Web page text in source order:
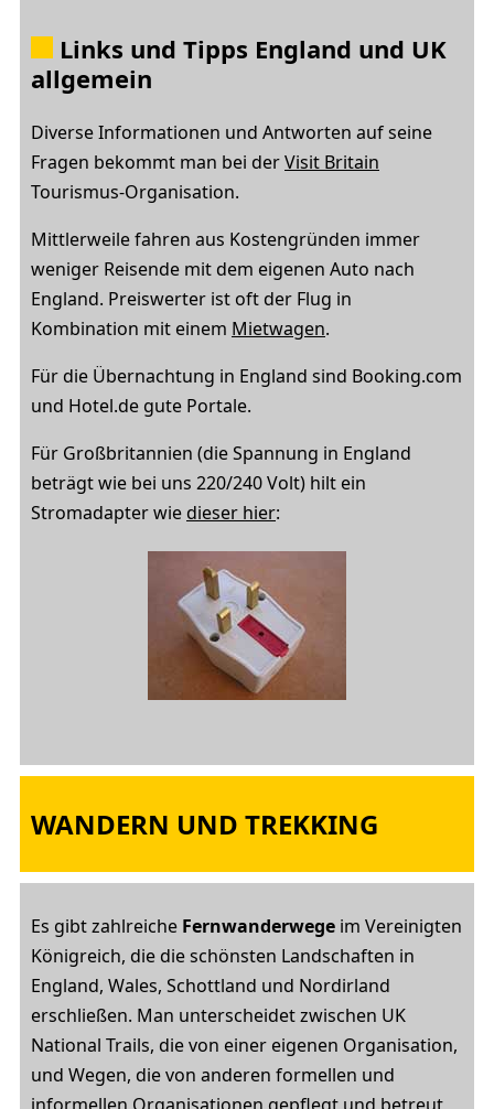
Links und Tipps England und UK
allgemein
Diverse Informationen und Antworten auf seine
Fragen bekommt man bei derVisit Britain
Tourismus-Organisation.
Mittlerweile fahren aus Kostengründen immer
weniger Reisende mit dem eigenen Auto nach
England. Preiswerter ist oft der Flug in
Kombination mit einem Mietwagen.
Für die Übernachtung in England sind Booking.com
und Hotel.de gute Portale.
Für Großbritannien (die Spannung in England
beträgt wie bei uns 220/240 Volt) hilt ein
Stromadapter wie dieser hier:
WANDERN UND TREKKING
Es gibt zahlreiche Fernwanderwege im Vereinigten
Königreich, die die schönsten Landschaften in
England, Wales, Schottland und Nordirland
erschließen. Man unterscheidet zwischen UK
National Trails, die von einer eigenen Organisation,
und Wegen, die von anderen formellen und